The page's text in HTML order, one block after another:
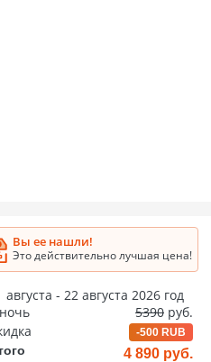
Вы ее нашли!
Это действительно лучшая цена!
августа - 22 августа 2026 год
5390 руб.
-500 RUB
4 890 руб.